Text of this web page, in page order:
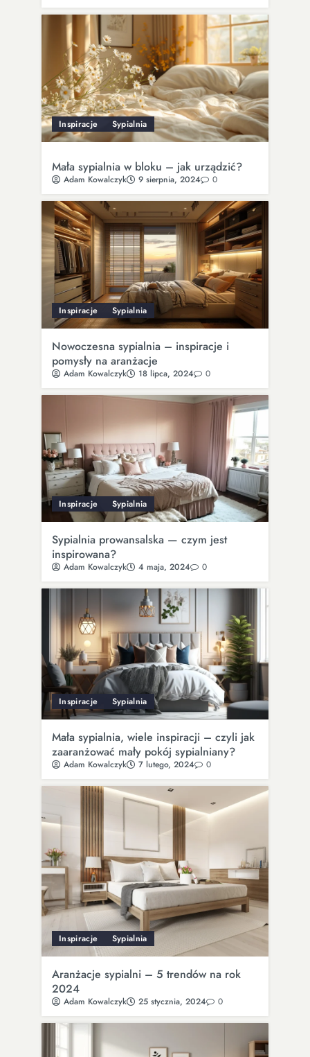
Inspiracje Sypialnia
Mała sypialnia w bloku – jak urządzić?
Adam Kowalczyk 9 sierpnia, 2024 0
Inspiracje Sypialnia
Nowoczesna sypialnia – inspiracje i
pomysły na aranżacje
Adam Kowalczyk 18 lipca, 2024 0
Inspiracje Sypialnia
Sypialnia prowansalska — czym jest
inspirowana?
Adam Kowalczyk 4 maja, 2024 0
Inspiracje Sypialnia
Mała sypialnia, wiele inspiracji – czyli jak
zaaranżować mały pokój sypialniany?
Adam Kowalczyk 7 lutego, 2024 0
Inspiracje Sypialnia
Aranżacje sypialni – 5 trendów na rok
2024
Adam Kowalczyk 25 stycznia, 2024 0